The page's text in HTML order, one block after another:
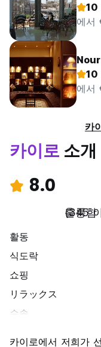
10
에서
10
에서
카
카이로 소개
8.0
훌륭함
(345
활동
식도락
쇼핑
リラックス
수송
카이로에서 저희가